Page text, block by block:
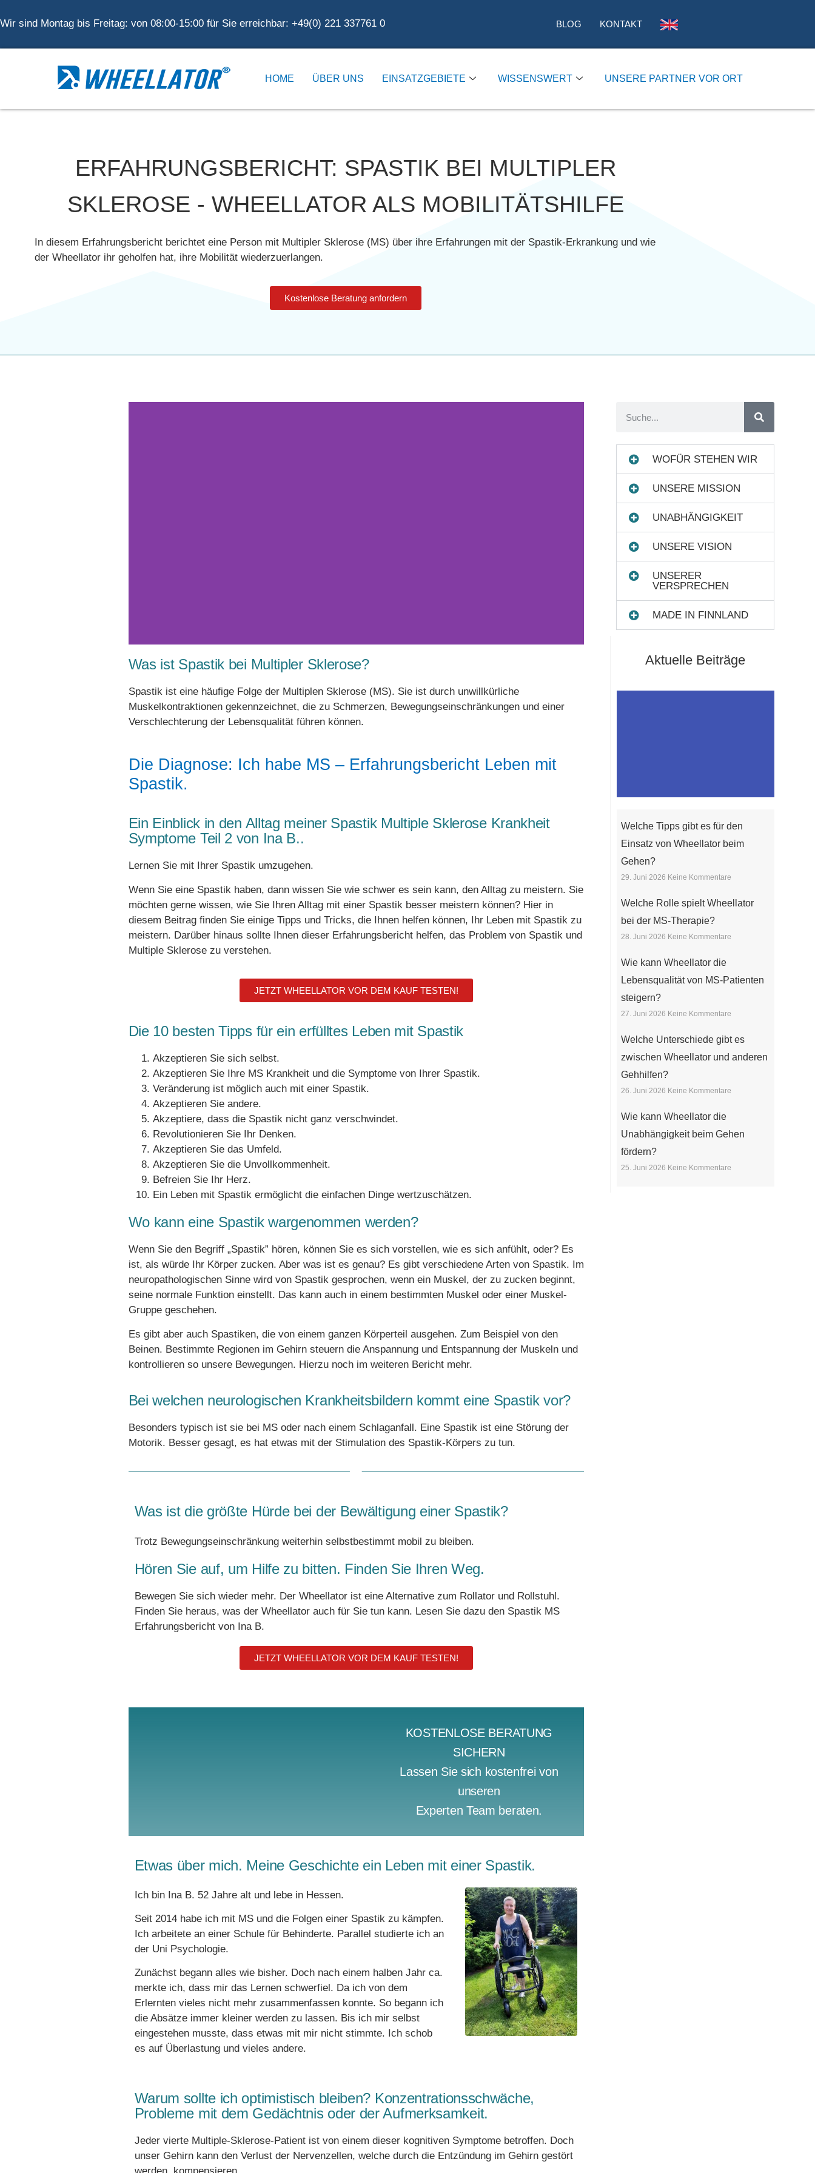
Wir sind Montag bis Freitag: von 08:00-15:00 für Sie erreichbar: +49(0) 221 337761 0 BLOG KONTAKT
HOME ÜBER UNS EINSATZGEBIETE WISSENSWERT UNSERE PARTNER VOR ORT
ERFAHRUNGSBERICHT: SPASTIK BEI MULTIPLER
SKLEROSE - WHEELLATOR ALS MOBILITÄTSHILFE
In diesem Erfahrungsbericht berichtet eine Person mit Multipler Sklerose (MS) über ihre Erfahrungen mit der Spastik-Erkrankung und wie
der Wheellator ihr geholfen hat, ihre Mobilität wiederzuerlangen.
Kostenlose Beratung anfordern
Was ist Spastik bei Multipler Sklerose?
Spastik ist eine häufige Folge der Multiplen Sklerose (MS). Sie ist durch unwillkürliche
Muskelkontraktionen gekennzeichnet, die zu Schmerzen, Bewegungseinschränkungen und einer
Verschlechterung der Lebensqualität führen können.
Die Diagnose: Ich habe MS – Erfahrungsbericht Leben mit
Spastik.
Ein Einblick in den Alltag meiner Spastik Multiple Sklerose Krankheit
Symptome Teil 2 von Ina B..
Lernen Sie mit Ihrer Spastik umzugehen.
Wenn Sie eine Spastik haben, dann wissen Sie wie schwer es sein kann, den Alltag zu meistern. Sie
möchten gerne wissen, wie Sie Ihren Alltag mit einer Spastik besser meistern können? Hier in
diesem Beitrag finden Sie einige Tipps und Tricks, die Ihnen helfen können, Ihr Leben mit Spastik zu
meistern. Darüber hinaus sollte Ihnen dieser Erfahrungsbericht helfen, das Problem von Spastik und
Multiple Sklerose zu verstehen.
JETZT WHEELLATOR VOR DEM KAUF TESTEN!
Die 10 besten Tipps für ein erfülltes Leben mit Spastik
Akzeptieren Sie sich selbst.
Akzeptieren Sie Ihre MS Krankheit und die Symptome von Ihrer Spastik.
Veränderung ist möglich auch mit einer Spastik.
Akzeptieren Sie andere.
Akzeptiere, dass die Spastik nicht ganz verschwindet.
Revolutionieren Sie Ihr Denken.
Akzeptieren Sie das Umfeld.
Akzeptieren Sie die Unvollkommenheit.
Befreien Sie Ihr Herz.
Ein Leben mit Spastik ermöglicht die einfachen Dinge wertzuschätzen.
Wo kann eine Spastik wargenommen werden?
Wenn Sie den Begriff „Spastik” hören, können Sie es sich vorstellen, wie es sich anfühlt, oder? Es
ist, als würde Ihr Körper zucken. Aber was ist es genau? Es gibt verschiedene Arten von Spastik. Im
neuropathologischen Sinne wird von Spastik gesprochen, wenn ein Muskel, der zu zucken beginnt,
seine normale Funktion einstellt. Das kann auch in einem bestimmten Muskel oder einer Muskel-
Gruppe geschehen.
Es gibt aber auch Spastiken, die von einem ganzen Körperteil ausgehen. Zum Beispiel von den
Beinen. Bestimmte Regionen im Gehirn steuern die Anspannung und Entspannung der Muskeln und
kontrollieren so unsere Bewegungen. Hierzu noch im weiteren Bericht mehr.
Bei welchen neurologischen Krankheitsbildern kommt eine Spastik vor?
Besonders typisch ist sie bei MS oder nach einem Schlaganfall. Eine Spastik ist eine Störung der
Motorik. Besser gesagt, es hat etwas mit der Stimulation des Spastik-Körpers zu tun.
Was ist die größte Hürde bei der Bewältigung einer Spastik?
Trotz Bewegungseinschränkung weiterhin selbstbestimmt mobil zu bleiben.
Hören Sie auf, um Hilfe zu bitten. Finden Sie Ihren Weg.
Bewegen Sie sich wieder mehr. Der Wheellator ist eine Alternative zum Rollator und Rollstuhl.
Finden Sie heraus, was der Wheellator auch für Sie tun kann. Lesen Sie dazu den Spastik MS
Erfahrungsbericht von Ina B.
JETZT WHEELLATOR VOR DEM KAUF TESTEN!
KOSTENLOSE BERATUNG
SICHERN
Lassen Sie sich kostenfrei von
unseren
Experten Team beraten.
Etwas über mich. Meine Geschichte ein Leben mit einer Spastik.
Ich bin Ina B. 52 Jahre alt und lebe in Hessen.
Seit 2014 habe ich mit MS und die Folgen einer Spastik zu kämpfen.
Ich arbeitete an einer Schule für Behinderte. Parallel studierte ich an
der Uni Psychologie.
Zunächst begann alles wie bisher. Doch nach einem halben Jahr ca.
merkte ich, dass mir das Lernen schwerfiel. Da ich von dem
Erlernten vieles nicht mehr zusammenfassen konnte. So begann ich
die Absätze immer kleiner werden zu lassen. Bis ich mir selbst
eingestehen musste, dass etwas mit mir nicht stimmte. Ich schob
es auf Überlastung und vieles andere.
Warum sollte ich optimistisch bleiben? Konzentrationsschwäche,
Probleme mit dem Gedächtnis oder der Aufmerksamkeit.
Jeder vierte Multiple-Sklerose-Patient ist von einem dieser kognitiven Symptome betroffen. Doch
unser Gehirn kann den Verlust der Nervenzellen, welche durch die Entzündung im Gehirn gestört
WOFÜR STEHEN WIR
UNSERE MISSION
UNABHÄNGIGKEIT
UNSERE VISION
UNSERER
VERSPRECHEN
MADE IN FINNLAND
Aktuelle Beiträge
SERVICE
Welche Tipps gibt es für den
Einsatz von Wheellator beim
Gehen?
29. Juni 2026 Keine Kommentare
Welche Rolle spielt Wheellator
bei der MS-Therapie?
28. Juni 2026 Keine Kommentare
Wie kann Wheellator die
Lebensqualität von MS-Patienten
steigern?
27. Juni 2026 Keine Kommentare
Welche Unterschiede gibt es
zwischen Wheellator und anderen
Gehhilfen?
26. Juni 2026 Keine Kommentare
Wie kann Wheellator die
Unabhängigkeit beim Gehen
fördern?
25. Juni 2026 Keine Kommentare